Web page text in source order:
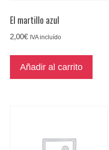
El martillo azul
2,00€ IVA incluído
Añadir al carrito